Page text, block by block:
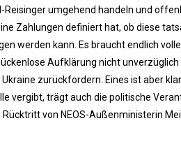
umgehend handeln und
Zahlungen definiert hat, ob diese
werden kann. Es braucht endlich volle
Aufklärung nicht
zurückfordern. Eines ist aber
vergibt, trägt auch die politische
von NEOS-Außenministerin